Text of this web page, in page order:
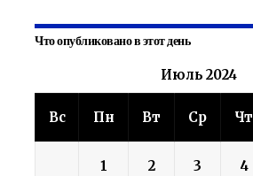
Что опубликовано в этот день
Июль 2024
Вс Пн Вт Ср Чт
1 2 3 4